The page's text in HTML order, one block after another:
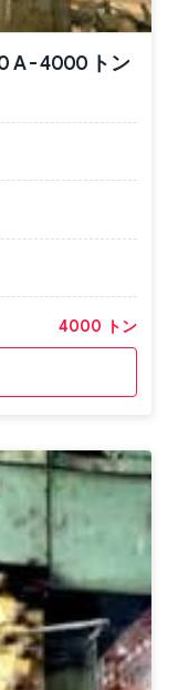
A - 4000 トン
4000 トン